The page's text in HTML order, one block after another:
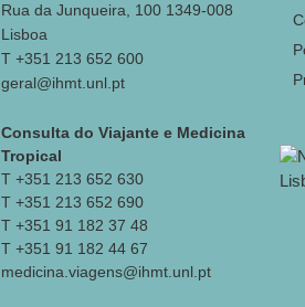
Rua da Junqueira, 100 1349-008
Lisboa
T +351 213 652 600
geral@ihmt.unl.pt
Consulta do Viajante e Medicina
Tropical
T +351 213 652 630
T +351 213 652 690
T +351 91 182 37 48
T +351 91 182 44 67
medicina.viagens@ihmt.unl.pt